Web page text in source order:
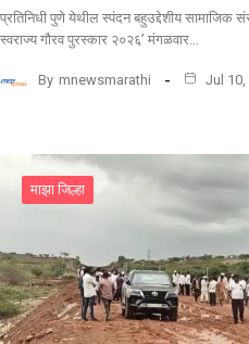
प्रतिनिधी पुणे येथील स्पंदन बहुउद्देशीय सामाजिक
स्वराज्य गौरव पुरस्कार २०२६’ मंगळवार…
By mnewsmarathi Jul 10,
माझा जिल्हा